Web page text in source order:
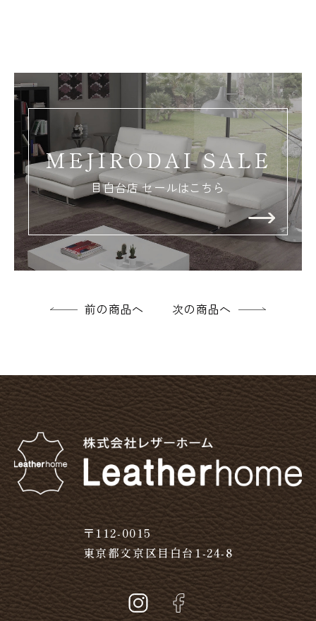
MEJIRODAI SALE
目白台店 セールはこちら
前の商品へ 次の商品へ
〒112-0015
東京都文京区目白台1-24-8